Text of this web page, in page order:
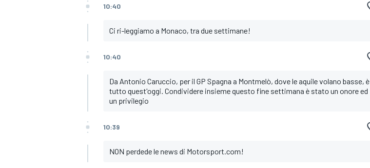
MONOPOSTO
10:40
Ci ri-leggiamo a Monaco, tra due settimane!
10:40
Da Antonio Caruccio, per il GP Spagna a Montmelò, dove le aquile volano basse, è
tutto quest'oggi. Condividere insieme questo fine settimana è stato un onore ed
un privilegio
10:39
NON perdede le news di Motorsport.com!